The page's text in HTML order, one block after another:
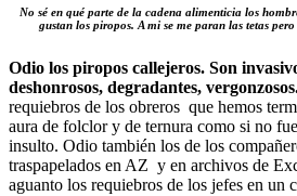
No sé en qué parte de la cadena alimenticia los
gustan los piropos. A mi se me paran las tetas
Odio los piropos callejeros. Son
deshonrosos, degradantes,
requiebros de los obreros que hemos
aura de folclor y de ternura como si no
insulto. Odio también los de los
traspapelados en AZ y en archivos de
aguanto los requiebros de los jefes en un